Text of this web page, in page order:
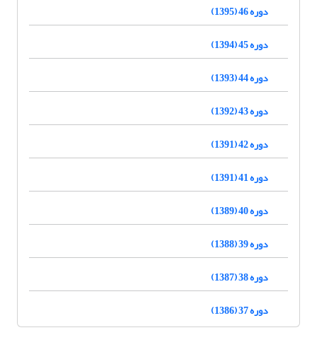
دوره 46 (1395)
دوره 45 (1394)
دوره 44 (1393)
دوره 43 (1392)
دوره 42 (1391)
دوره 41 (1391)
دوره 40 (1389)
دوره 39 (1388)
دوره 38 (1387)
دوره 37 (1386)